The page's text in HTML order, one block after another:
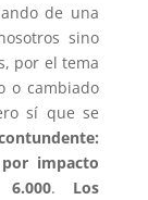
de una
sino
por el tema
o cambiado
sí que se
impacto
. Los